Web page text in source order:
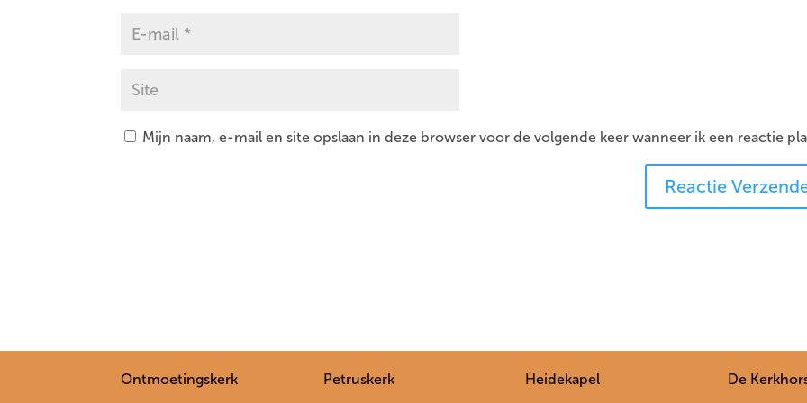
Mijn naam, e-mail en site opslaan in deze browser voor de volgende keer wanneer ik een reactie
Ontmoetingskerk
Petruskerk
Heidekapel
De